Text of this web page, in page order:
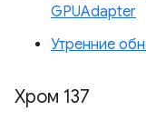
GPUAdapter
Утренние
Хром 137